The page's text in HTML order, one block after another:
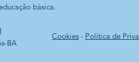
BA
Cookies - Política de
básica.